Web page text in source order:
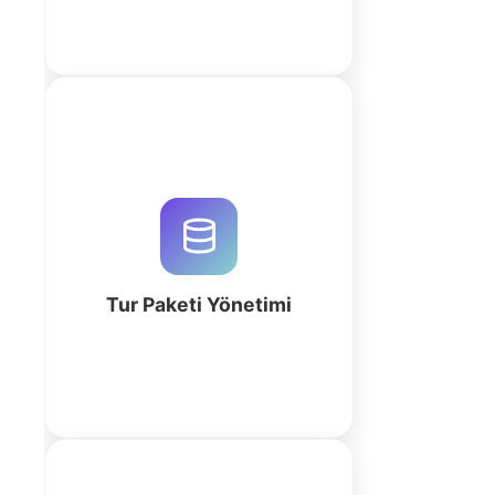
Tur Paketi Yönetimi
yönetin. AI destekli iş alanı
oluşturucu ile operasyonel
süreçlerinizi hemen